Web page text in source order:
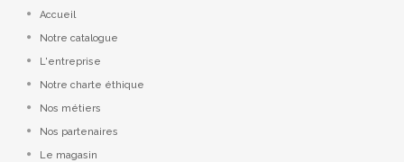
Accueil
Notre catalogue
L'entreprise
Notre charte éthique
Nos métiers
Nos partenaires
Le magasin